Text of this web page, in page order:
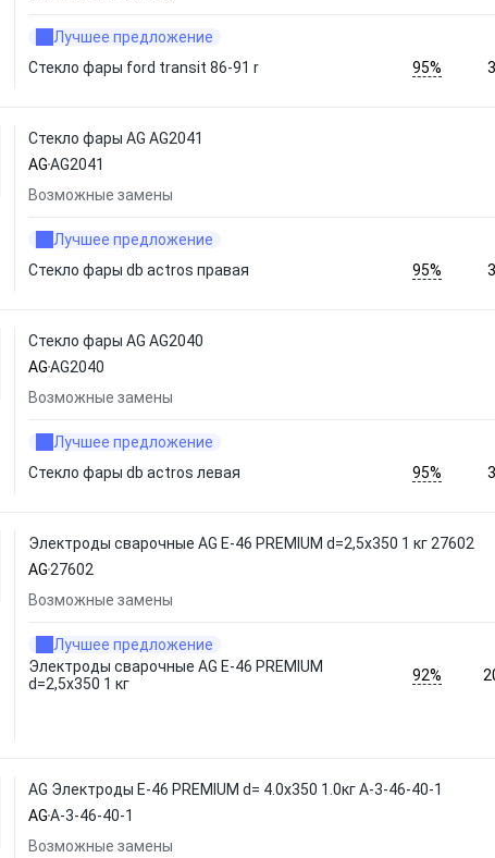
Лучшее предложение
Стекло фары ford transit 86-91 r
95% 3
Стекло фары AG AG2041
AGAG2041
Возможные замены
Лучшее предложение
Стекло фары db actros правая
95% 3
Стекло фары AG AG2040
AGAG2040
Возможные замены
Лучшее предложение
Стекло фары db actros левая
95% 3
Электроды сварочные AG E-46 PREMIUM d=2,5x350 1 кг 27602
AG 27602
Возможные замены
Лучшее предложение
Электроды сварочные AG E-46 PREMIUM
d=2,5x350 1 кг
92%
AG Электроды E-46 PREMIUM d= 4.0x350 1.0кг A-3-46-40-1
AGA-3-46-40-1
Возможные замены